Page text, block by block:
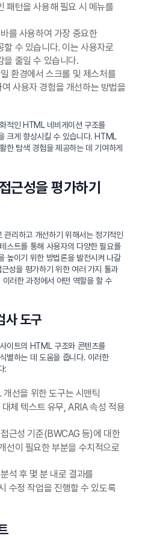
패턴을 사용해 필요 시 메뉴를
를 사용하여 가장 중요한
수 있습니다. 이는 사용자로
을 줄일 수 있습니다.
환경에서 스크롤 및 제스처를
사용자 경험을 개선하는 방법을
적인 HTML 네비게이션 구조를
크게 향상시킬 수 있습니다. HTML
한 탐색 경험을 제공하는 데 기여하게
근성을 평가하기
관리하고 개선하기 위해서는 정기적인
스트를 통해 사용자의 다양한 필요를
높이기 위한 방법론을 발전시켜 나갈
성을 평가하기 위한 여러 가지 툴과
러한 과정에서 어떤 역할을 할 수
사 도구
이트의 HTML 구조와 콘텐츠를
별하는 데 도움을 줍니다. 이러한
:
선을 위한 도구는 시맨틱
체 텍스트 유무, ARIA 속성 적용
근성 기준(BWCAG 등)에 대한
선이 필요한 부분을 수치적으로
석 후 몇 분 내로 결과를
수정 작업을 진행할 수 있도록